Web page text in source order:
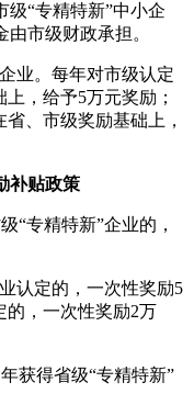
级“专精特新”中小企
市级财政承担。
业。每年对市级认定
，给予5万元奖励；
、市级奖励基础上，
补贴政策
“专精特新”企业的，
认定的，一次性奖励5
的，一次性奖励2万
获得省级“专精特新”